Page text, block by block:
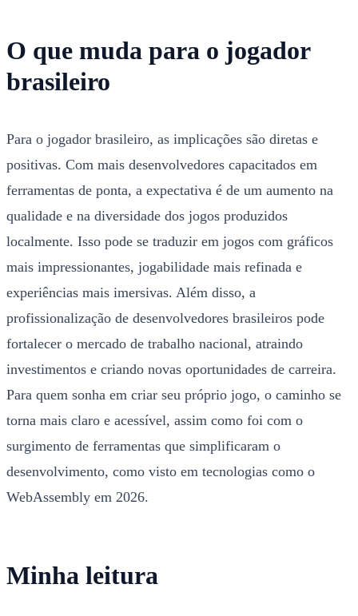
O que muda para o jogador
brasileiro
Para o jogador brasileiro, as implicações são diretas e
positivas. Com mais desenvolvedores capacitados em
ferramentas de ponta, a expectativa é de um aumento na
qualidade e na diversidade dos jogos produzidos
localmente. Isso pode se traduzir em jogos com gráficos
mais impressionantes, jogabilidade mais refinada e
experiências mais imersivas. Além disso, a
profissionalização de desenvolvedores brasileiros pode
fortalecer o mercado de trabalho nacional, atraindo
investimentos e criando novas oportunidades de carreira.
Para quem sonha em criar seu próprio jogo, o caminho se
torna mais claro e acessível, assim como foi com o
surgimento de ferramentas que simplificaram o
desenvolvimento, como visto em tecnologias como o
WebAssembly em 2026.
Minha leitura